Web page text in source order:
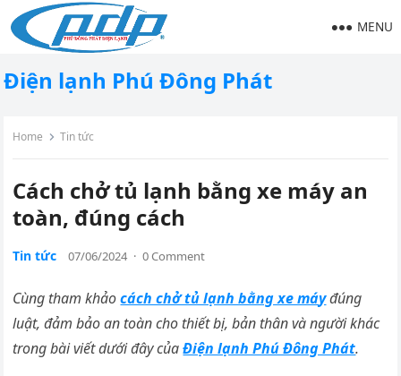
Điện lạnh Phú Đông Phát
MENU
Home Tin tức
Cách chở tủ lạnh bằng xe máy an
toàn, đúng cách
Tin tức 07/06/2024 · 0 Comment
Cùng tham khảocách chở tủ lạnh bằng xe máyđúng
luật, đảm bảo an toàn cho thiết bị, bản thân và người khác
trong bài viết dưới đây củaĐiện lạnh Phú Đông Phát.